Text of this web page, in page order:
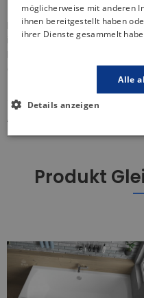
Die Unterputz-
interessanten Griff in Form
ARTIKELDETAILS
Produkt
möglicherweise mit anderen
ihnen bereitgestellt haben
ihrer Dienste gesammelt
Alle
Details anzeigen